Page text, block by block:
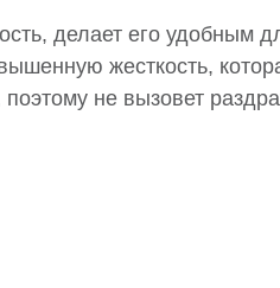
делает его удобным
жесткость,
не вызовет